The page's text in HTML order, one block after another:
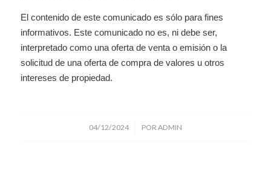
El contenido de este comunicado es sólo para fines
informativos. Este comunicado no es, ni debe ser,
interpretado como una oferta de venta o emisión o la
solicitud de una oferta de compra de valores u otros
intereses de propiedad.
04/12/2024
/ POR ADMIN